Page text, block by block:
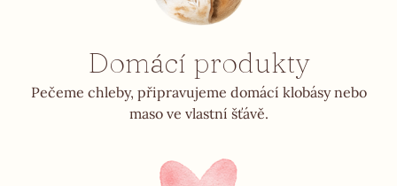
Domácí produkty
Pečeme chleby, připravujeme domácí klobásy nebo
maso ve vlastní šťávě.